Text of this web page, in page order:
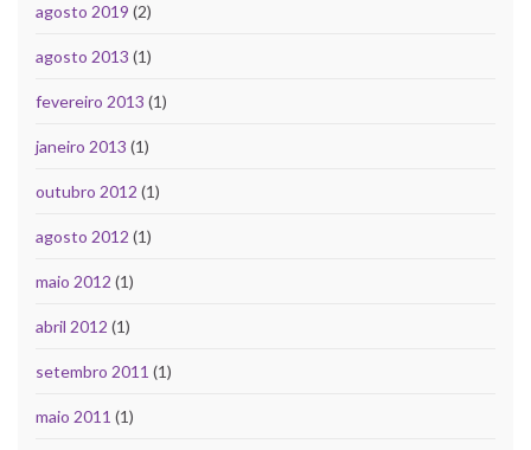
agosto 2019 (2)
agosto 2013 (1)
fevereiro 2013 (1)
janeiro 2013 (1)
outubro 2012 (1)
agosto 2012 (1)
maio 2012 (1)
abril 2012 (1)
setembro 2011 (1)
maio 2011 (1)